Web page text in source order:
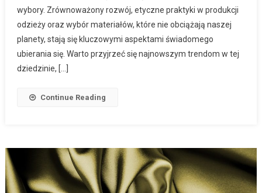
wybory. Zrównoważony rozwój, etyczne praktyki w produkcji
odzieży oraz wybór materiałów, które nie obciążają naszej
planety, stają się kluczowymi aspektami świadomego
ubierania się. Warto przyjrzeć się najnowszym trendom w tej
dziedzinie, […]
Continue Reading